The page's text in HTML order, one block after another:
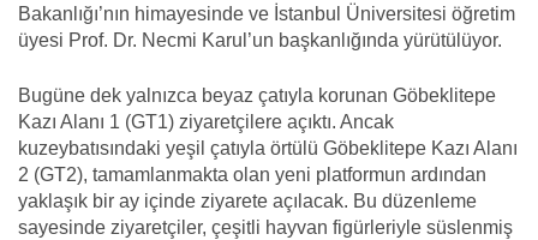
Bakanlığı’nın himayesinde ve İstanbul Üniversitesi öğretim
üyesi Prof. Dr. Necmi Karul’un başkanlığında yürütülüyor.
Bugüne dek yalnızca beyaz çatıyla korunan Göbeklitepe
Kazı Alanı 1 (GT1) ziyaretçilere açıktı. Ancak
kuzeybatısındaki yeşil çatıyla örtülü Göbeklitepe Kazı Alanı
2 (GT2), tamamlanmakta olan yeni platformun ardından
yaklaşık bir ay içinde ziyarete açılacak. Bu düzenleme
sayesinde ziyaretçiler, çeşitli hayvan figürleriyle süslenmiş